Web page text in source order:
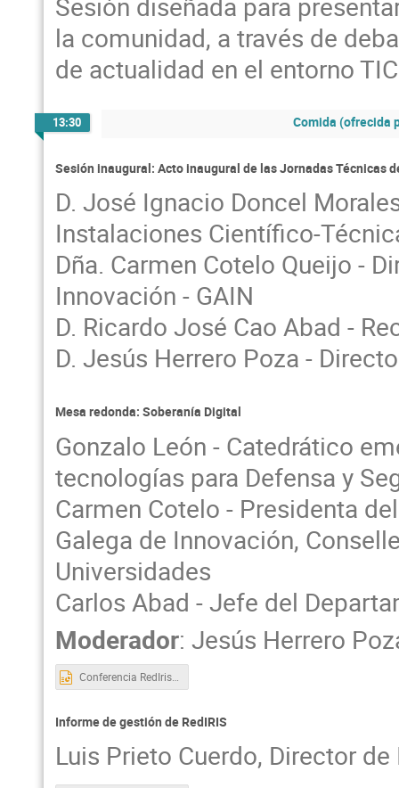
la comunidad, a través de
de actualidad en el entorno TIC
13:30 Comida (ofrecida
Sesión inaugural: Acto inaugural de las Jornadas Técnicas
D. José Ignacio Doncel
Instalaciones Científico-
Dña. Carmen Cotelo Queijo -
Innovación - GAIN
D. Ricardo José Cao Abad -
D. Jesús Herrero Poza -
Mesa redonda: Soberanía Digital
Gonzalo León - Catedrático
tecnologías para Defensa y
Carmen Cotelo - Presidenta
Galega de Innovación,
Universidades
Carlos Abad - Jefe del
Moderador: Jesús Herrero
Conferencia RedIris 23 de junio 2026.pptx
Informe de gestión de RedIRIS
Luis Prieto Cuerdo, Director de